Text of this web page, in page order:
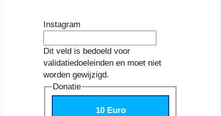
Instagram
Dit veld is bedoeld voor
validatiedoeleinden en moet niet
worden gewijzigd.
Donatie
10 Euro